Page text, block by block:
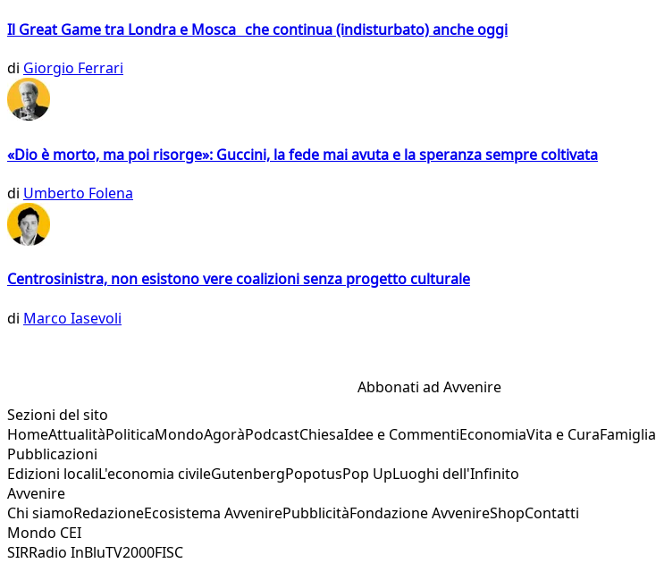
Il Great Game tra Londra e Mosca che continua (indisturbato) anche oggi
di Giorgio Ferrari
«Dio è morto, ma poi risorge»: Guccini, la fede mai avuta e la speranza sempre coltivata
di Umberto Folena
Centrosinistra, non esistono vere coalizioni senza progetto culturale
di Marco Iasevoli
Abbonati ad Avvenire
Sezioni del sito
HomeAttualitàPoliticaMondoAgoràPodcastChiesaIdee e CommentiEconomiaVita e CuraFamiglia
Pubblicazioni
Edizioni localiL'economia civileGutenbergPopotusPop UpLuoghi dell'Infinito
Avvenire
Chi siamoRedazioneEcosistema AvvenirePubblicitàFondazione AvvenireShopContatti
Mondo CEI
SIRRadio InBluTV2000FISC